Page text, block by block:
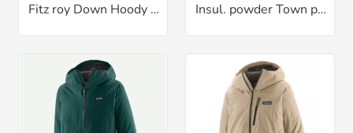
Fitz roy Down Hoody W
Insul. powder Town pant